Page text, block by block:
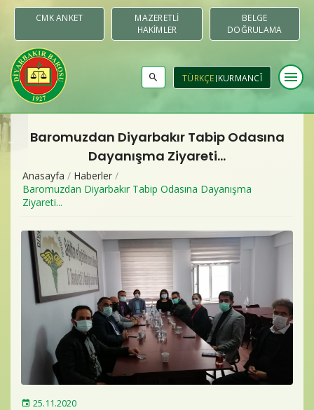
CMK ANKET
MAZERETLI
HAKIMLER
BELGE
DOĞRULAMA
TÜRKÇE KURMANCÎ menu
Merkezler & Komisyonlar
Duyurular
Yayınlar
Baro Bültenleri
Diğer
İletişim
Baromuzdan Diyarbakır Tabip Odasına
Dayanışma Ziyareti...
Anasayfa / Haberler /
Baromuzdan Diyarbakır Tabip Odasına Dayanışma
Ziyareti...
25.11.2020